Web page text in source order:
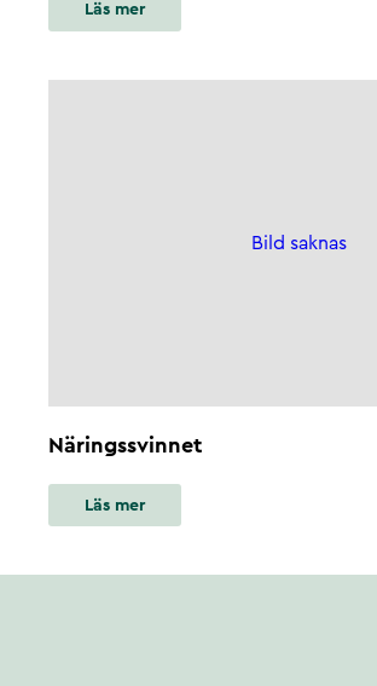
Läs mer
Bild saknas
Näringssvinnet
Läs mer